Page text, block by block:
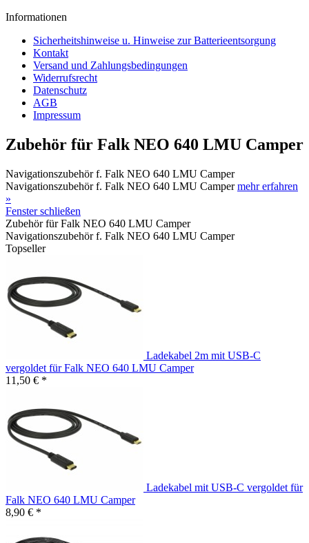
Informationen
Sicherheitshinweise u. Hinweise zur Batterieentsorgung
Kontakt
Versand und Zahlungsbedingungen
Widerrufsrecht
Datenschutz
AGB
Impressum
Zubehör für Falk NEO 640 LMU Camper
Navigationszubehör f. Falk NEO 640 LMU Camper
Navigationszubehör f. Falk NEO 640 LMU Campermehr erfahren
»
Fenster schließen
Zubehör für Falk NEO 640 LMU Camper
Navigationszubehör f. Falk NEO 640 LMU Camper
Topseller
Ladekabel 2m mit USB-C
vergoldet für Falk NEO 640 LMU Camper
11,50 € *
Ladekabel mit USB-C vergoldet für
Falk NEO 640 LMU Camper
8,90 € *